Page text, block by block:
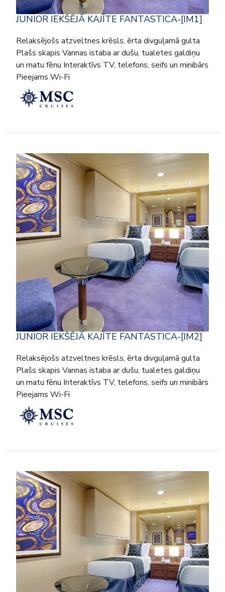
JUNIOR IEKŠĒJĀ KAJĪTE FANTASTICA-[IM1]
Relaksējošs atzveltnes krēsls, ērta divguļamā gulta
Plašs skapis Vannas istaba ar dušu, tualetes galdiņu
un matu fēnu Interaktīvs TV, telefons, seifs un minibārs
Pieejams Wi-Fi
JUNIOR IEKŠĒJĀ KAJĪTE FANTASTICA-[IM2]
Relaksējošs atzveltnes krēsls, ērta divguļamā gulta
Plašs skapis Vannas istaba ar dušu, tualetes galdiņu
un matu fēnu Interaktīvs TV, telefons, seifs un minibārs
Pieejams Wi-Fi